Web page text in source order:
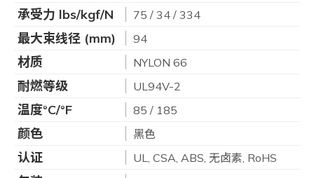
承受力 lbs/kgf/N 75 / 34 / 334
最大束线径 (mm) 94
材质 NYLON 66
耐燃等级 UL94V-2
温度°C/°F 85 / 185
颜色 黑色
认证 UL, CSA, ABS, 无卤素, RoHS